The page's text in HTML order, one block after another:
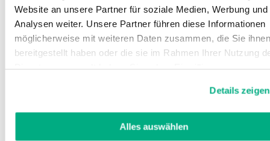
Website an unsere Partner für soziale Medien, Werbung und
Analysen weiter. Unsere Partner führen diese Informationen
möglicherweise mit weiteren Daten zusammen, die Sie ihnen
bereitgestellt haben oder die sie im Rahmen Ihrer Nutzung
unsererDatenschutzerklärungundImpressum.
Details zeigen
Alles auswählen